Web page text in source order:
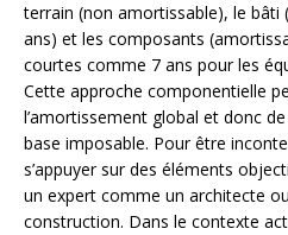
terrain (non amortissable), le bâti
ans) et les composants
courtes comme 7 ans pour les
Cette approche componentielle
l’amortissement global et donc
base imposable. Pour être
s’appuyer sur des éléments
un expert comme un architecte
construction. Dans le contexte